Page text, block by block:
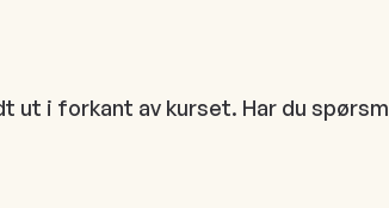
i forkant av kurset. Har du